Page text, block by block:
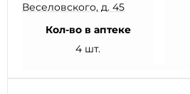
Веселовского, д. 45
Кол-во в аптеке
4 шт.